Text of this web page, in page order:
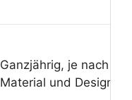
Ganzjährig, je nach
Material und Design